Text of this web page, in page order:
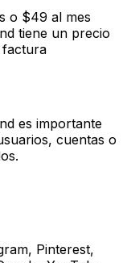
o $49 al mes
tiene un precio
factura
es importante
cuentas o
Pinterest,